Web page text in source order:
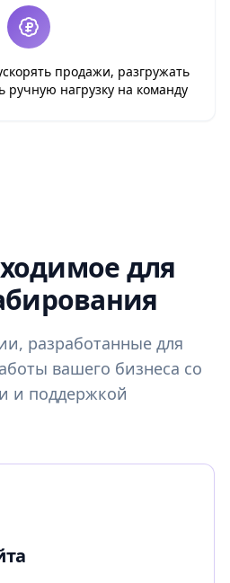
продажи, разгружать
ручную нагрузку на команду
для
разработанные для
вашего бизнеса со
и поддержкой